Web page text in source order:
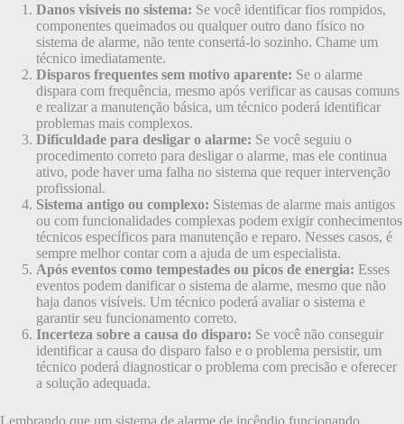
Danos visíveis no sistema: Se você identificar fios rompidos,
componentes queimados ou qualquer outro dano físico no
sistema de alarme, não tente consertá-lo sozinho. Chame um
técnico imediatamente.
Disparos frequentes sem motivo aparente: Se o alarme
dispara com frequência, mesmo após verificar as causas comuns
e realizar a manutenção básica, um técnico poderá identificar
problemas mais complexos.
Dificuldade para desligar o alarme: Se você seguiu o
procedimento correto para desligar o alarme, mas ele continua
ativo, pode haver uma falha no sistema que requer intervenção
profissional.
Sistema antigo ou complexo: Sistemas de alarme mais antigos
ou com funcionalidades complexas podem exigir conhecimentos
técnicos específicos para manutenção e reparo. Nesses casos, é
sempre melhor contar com a ajuda de um especialista.
Após eventos como tempestades ou picos de energia: Esses
eventos podem danificar o sistema de alarme, mesmo que não
haja danos visíveis. Um técnico poderá avaliar o sistema e
garantir seu funcionamento correto.
Incerteza sobre a causa do disparo: Se você não conseguir
identificar a causa do disparo falso e o problema persistir, um
técnico poderá diagnosticar o problema com precisão e oferecer
a solução adequada.
Lembrando que um sistema de alarme de incêndio funcionando